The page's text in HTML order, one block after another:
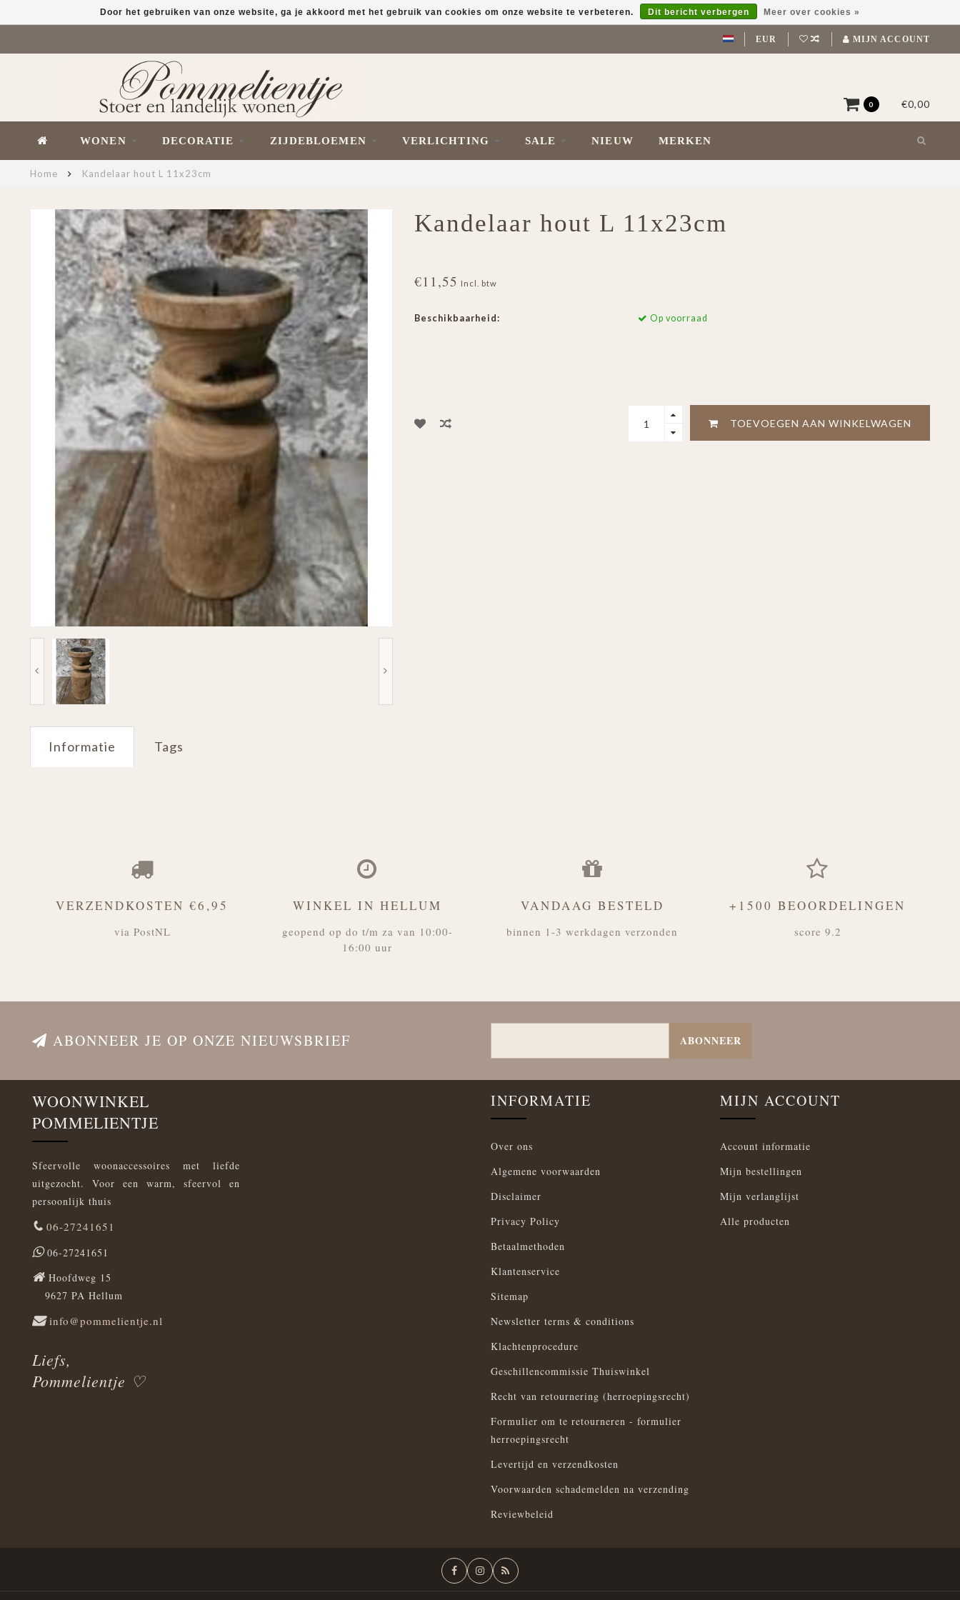
EUR MIJN ACCOUNT
0 €0,00
WONEN DECORATIE ZIJDEBLOEMEN VERLICHTING SALE NIEUW MERKEN
Home Kandelaar hout L 11x23cm
Kandelaar hout L 11x23cm
€11,55 Incl. btw
Beschikbaarheid: Op voorraad
TOEVOEGEN AAN WINKELWAGEN
Informatie Tags
Door het gebruiken van onze website, ga je akkoord met het gebruik van cookies om onze website te verbeteren. Dit bericht verbergen Meer over cookies »
VERZENDKOSTEN €6,95
via PostNL
WINKEL IN HELLUM
geopend op do t/m za van 10:00-
16:00 uur
VANDAAG BESTELD
binnen 1-3 werkdagen verzonden
+1500 BEOORDELINGEN
score 9.2
ABONNEER JE OP ONZE NIEUWSBRIEF ABONNEER
WOONWINKEL
POMMELIENTJE
Sfeervolle woonaccessoires met liefde
uitgezocht. Voor een warm, sfeervol en
persoonlijk thuis
06-27241651
06-27241651
Hoofdweg 15
9627 PA Hellum
info@pommelientje.nl
Liefs,
Pommelientje ♡
INFORMATIE
Over ons
Algemene voorwaarden
Disclaimer
Privacy Policy
Betaalmethoden
Klantenservice
Sitemap
Newsletter terms & conditions
Klachtenprocedure
Geschillencommissie Thuiswinkel
Recht van retournering (herroepingsrecht)
Formulier om te retourneren - formulier
herroepingsrecht
Levertijd en verzendkosten
Voorwaarden schademelden na verzending
Reviewbeleid
MIJN ACCOUNT
Account informatie
Mijn bestellingen
Mijn verlanglijst
Alle producten